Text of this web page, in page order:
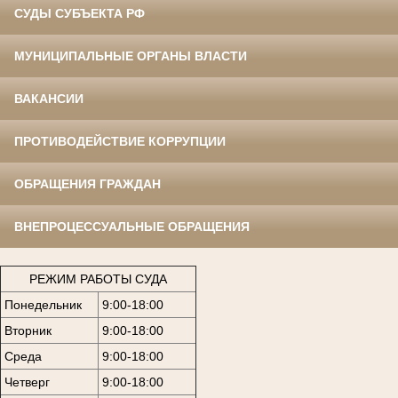
СУДЫ СУБЪЕКТА РФ
МУНИЦИПАЛЬНЫЕ ОРГАНЫ ВЛАСТИ
ВАКАНСИИ
ПРОТИВОДЕЙСТВИЕ КОРРУПЦИИ
ОБРАЩЕНИЯ ГРАЖДАН
ВНЕПРОЦЕССУАЛЬНЫЕ ОБРАЩЕНИЯ
РЕЖИМ РАБОТЫ СУДА
Понедельник
9:00-18:00
Вторник
9:00-18:00
Среда
9:00-18:00
Четверг
9:00-18:00